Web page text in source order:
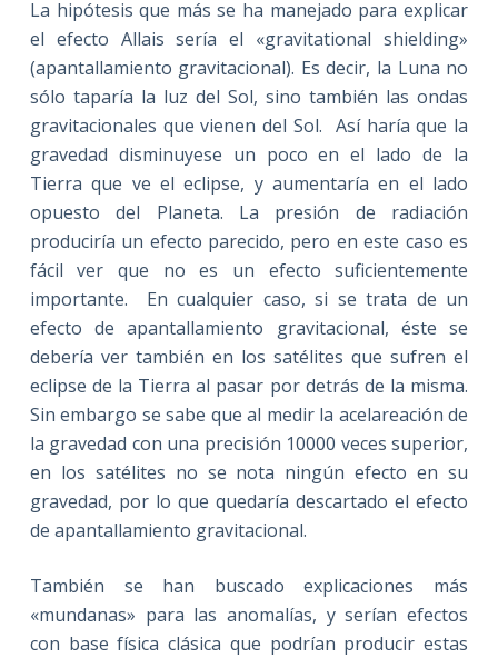
La hipótesis que más se ha manejado para explicar
el efecto Allais sería el «gravitational shielding»
(apantallamiento gravitacional). Es decir, la Luna no
sólo taparía la luz del Sol, sino también las ondas
gravitacionales que vienen del Sol. Así haría que la
gravedad disminuyese un poco en el lado de la
Tierra que ve el eclipse, y aumentaría en el lado
opuesto del Planeta. La presión de radiación
produciría un efecto parecido, pero en este caso es
fácil ver que no es un efecto suficientemente
importante. En cualquier caso, si se trata de un
efecto de apantallamiento gravitacional, éste se
debería ver también en los satélites que sufren el
eclipse de la Tierra al pasar por detrás de la misma.
Sin embargo se sabe que al medir la acelareación de
la gravedad con una precisión 10000 veces superior,
en los satélites no se nota ningún efecto en su
gravedad, por lo que quedaría descartado el efecto
de apantallamiento gravitacional.
También se han buscado explicaciones más
«mundanas» para las anomalías, y serían efectos
con base física clásica que podrían producir estas